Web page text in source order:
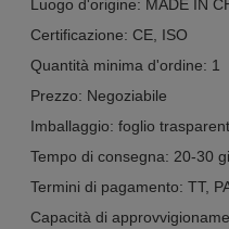
Luogo d'origine: MADE IN
Certificazione: CE, ISO
Quantità minima d'ordine: 1
Prezzo: Negoziabile
Imballaggio: foglio
Tempo di consegna: 20-30
Termini di pagamento: TT,
Capacità di